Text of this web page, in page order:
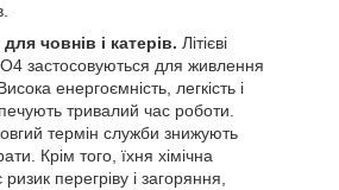
човнів і катерів. Літієві
застосовуються для живлення
енергоємність, легкість і
тривалий час роботи.
термін служби знижують
Крім того, їхня хімічна
ризик перегріву і загоряння,